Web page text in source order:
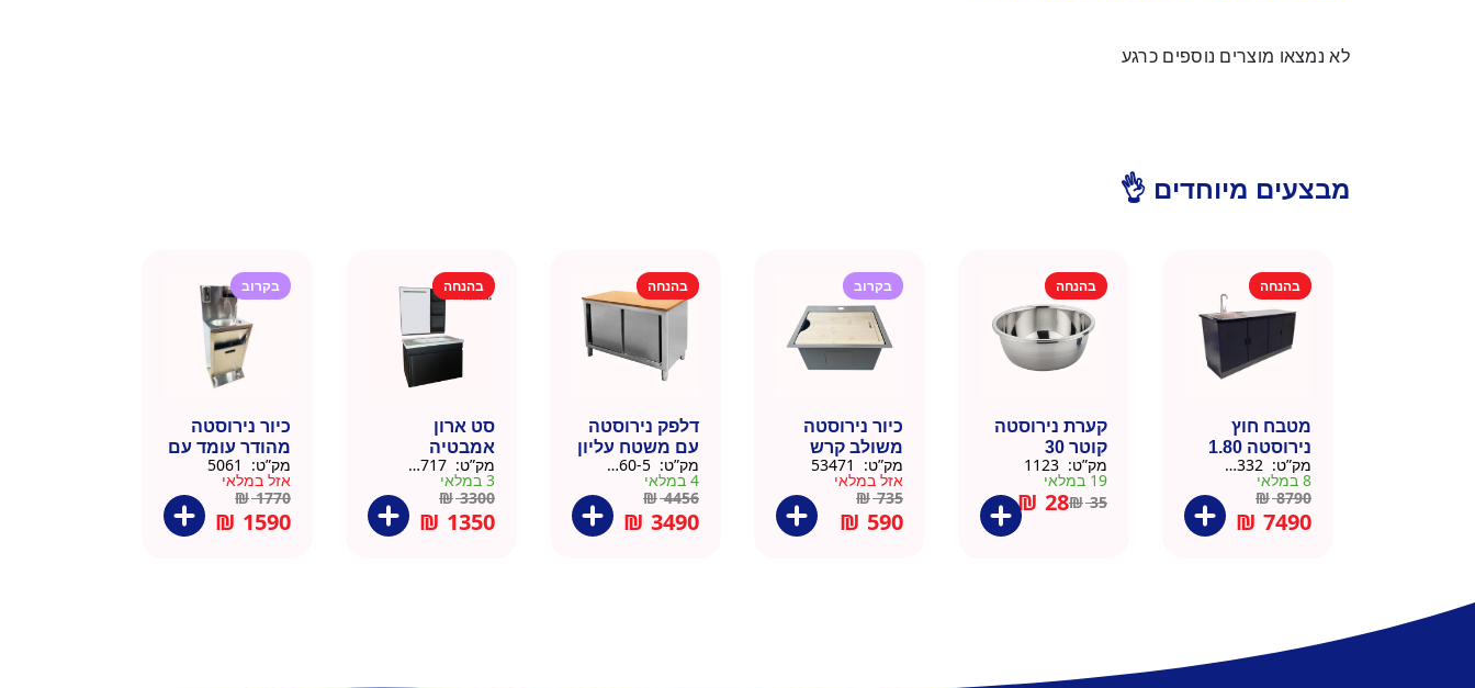
לא נמצאו מוצרים נוספים כרגע
מבצעים מיוחדים 👌
בהנחה
מטבח חוץ
נירוסטה 1.80
מטר כולל שיש
וכיור
מק”ט:
8 במלאי
₪8790
₪ 7490
בהנחה
קערת נירוסטה
קוטר 30
מק”ט:
19 במלאי
₪35
₪ 28
בקרוב
כיור נירוסטה
משולב קרש
חיתוך במבוק
35.5×40.5
מק”ט:
אזל במלאי
₪735
₪ 590
בהנחה
דלפק נירוסטה
עם משטח עליון
עץ מלא גוון
דניאל
מק”ט:
4 במלאי
₪4456
₪ 3490
בהנחה
סט ארון
אמבטיה
נירוסטה שחור
60 סמ
מק”ט:
3 במלאי
₪3300
₪ 1350
בקרוב
כיור נירוסטה
מהודר עומד עם
פח אשפה
ברצלונה
מק”ט:
אזל במלאי
₪1770
₪ 1590